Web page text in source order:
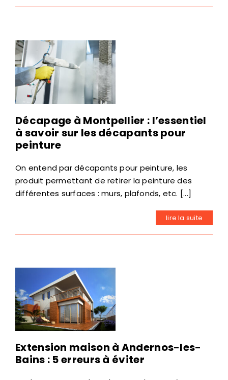
Décapage à Montpellier : l’essentiel
à savoir sur les décapants pour
peinture
On entend par décapants pour peinture, les
produit permettant de retirer la peinture des
différentes surfaces : murs, plafonds, etc. [...]
lire la suite
Extension maison à Andernos-les-
Bains : 5 erreurs à éviter